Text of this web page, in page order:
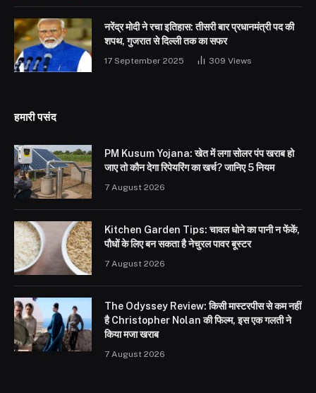
नरेंद्र मोदी ने रचा इतिहास: तीसरी बार प्रधानमंत्री पद की
शपथ, गुजरात से दिल्ली तक का सफर
17 September 2025 309 Views
हमारी पसंद
PM Kusum Yojana: खेत में लगा सोलर पंप खराब हो
जाए तो कौन देगा रिपेयरिंग का खर्च? जानिए 5 नियम
7 August 2026
Kitchen Garden Tips: चावल धोने का पानी न फेंकें,
पौधों के लिए बन सकता है नेचुरल पावर बूस्टर
7 August 2026
The Odyssey Review: किसी मास्टरपीस से कम नहीं
है Christopher Nolan की फिल्म, इस एक गलती ने
किया मजा खराब
7 August 2026